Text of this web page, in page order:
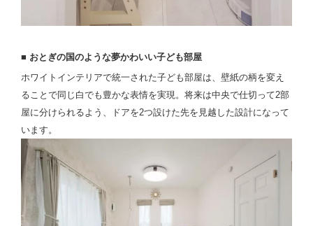
■ おとぎの国のような夢かわいい子ども部屋
ホワイトインテリアで統一された子ども部屋は、壁紙の柄を変え
ることで同じ白でも豊かな表情を実現。将来は中央で仕切って2部
屋に分けられるよう、ドアを2つ設けた先を見越した設計になって
います。